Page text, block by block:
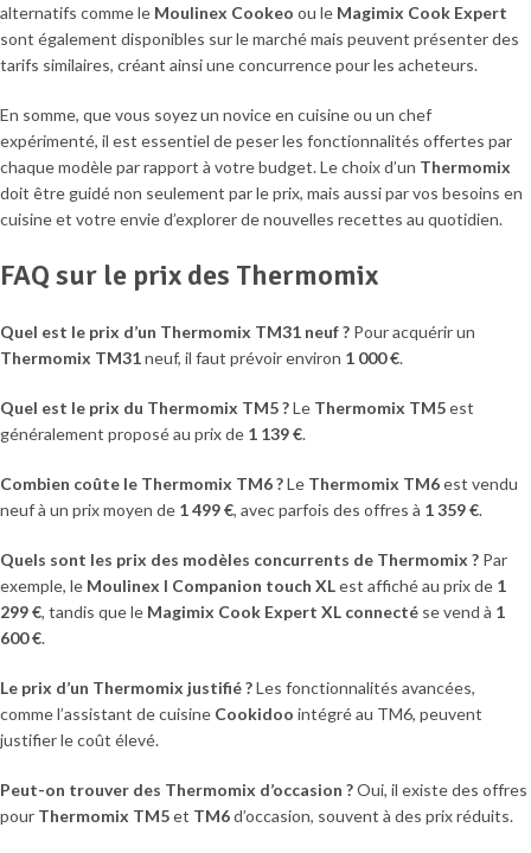
alternatifs comme le Moulinex Cookeo ou le Magimix Cook Expert
sont également disponibles sur le marché mais peuvent présenter des
tarifs similaires, créant ainsi une concurrence pour les acheteurs.
En somme, que vous soyez un novice en cuisine ou un chef
expérimenté, il est essentiel de peser les fonctionnalités offertes par
chaque modèle par rapport à votre budget. Le choix d’un Thermomix
doit être guidé non seulement par le prix, mais aussi par vos besoins en
cuisine et votre envie d’explorer de nouvelles recettes au quotidien.
FAQ sur le prix des Thermomix
Quel est le prix d’un Thermomix TM31 neuf ? Pour acquérir un
Thermomix TM31neuf, il faut prévoir environ 1 000 €.
Quel est le prix du Thermomix TM5 ?Le Thermomix TM5est
généralement proposé au prix de 1 139 €.
Combien coûte le Thermomix TM6 ?Le Thermomix TM6est vendu
neuf à un prix moyen de 1 499 €, avec parfois des offres à 1 359 €.
Quels sont les prix des modèles concurrents de Thermomix ? Par
exemple, le Moulinex I Companion touch XLest affiché au prix de 1
299 €, tandis que le Magimix Cook Expert XL connecté se vend à 1
600 €.
Le prix d’un Thermomix justifié ?Les fonctionnalités avancées,
comme l’assistant de cuisine Cookidoo intégré au TM6, peuvent
justifier le coût élevé.
Peut-on trouver des Thermomix d’occasion ?Oui, il existe des offres
pour Thermomix TM5et TM6d’occasion, souvent à des prix réduits.